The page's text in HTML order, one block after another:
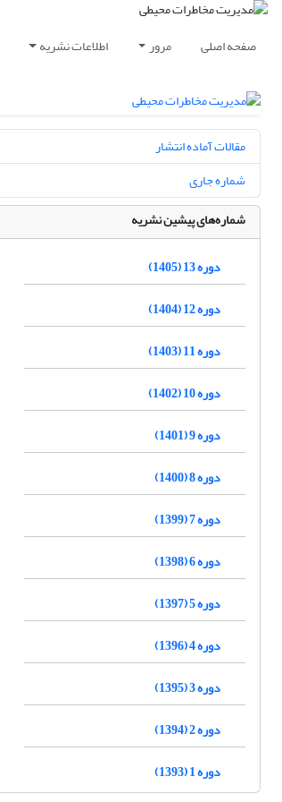
صفحه اصلی مرور اطلاعات نشریه
مقالات آماده انتشار
شماره جاری
شماره‌های پیشین نشریه
دوره 13 (1405)
دوره 12 (1404)
دوره 11 (1403)
دوره 10 (1402)
دوره 9 (1401)
دوره 8 (1400)
دوره 7 (1399)
دوره 6 (1398)
دوره 5 (1397)
دوره 4 (1396)
دوره 3 (1395)
دوره 2 (1394)
دوره 1 (1393)